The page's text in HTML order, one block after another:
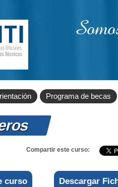
Programa de becas
Compartir este curso:
curso Descargar